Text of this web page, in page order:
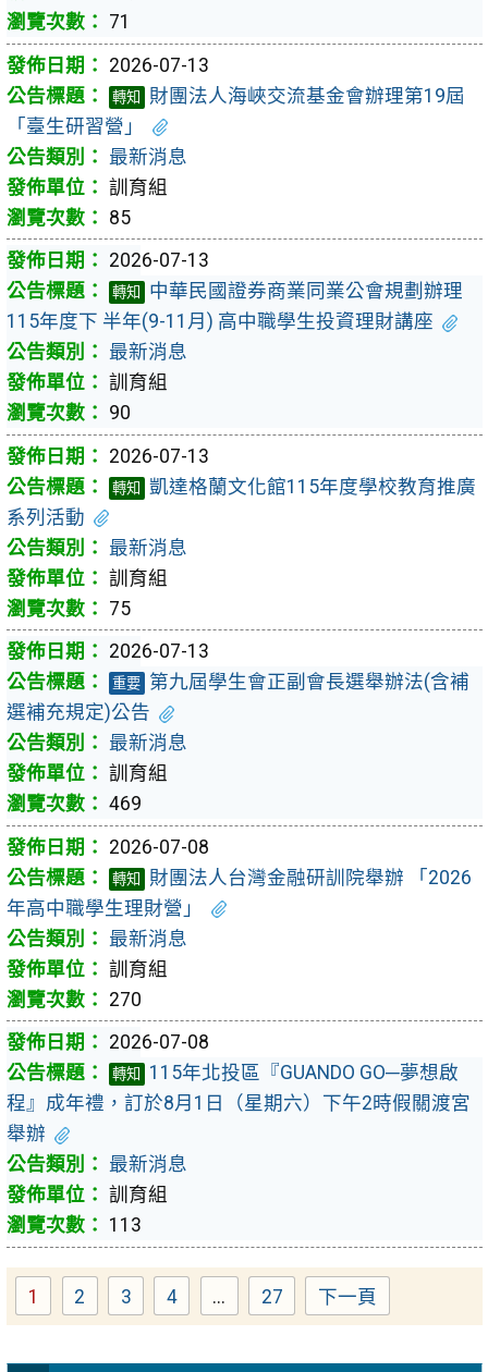
71
2026-07-13
轉知
財團法人海峽交流基金會辦理第19屆
「臺生研習營」
最新消息
訓育組
85
2026-07-13
轉知
中華民國證券商業同業公會規劃辦理
115年度下 半年(9-11月) 高中職學生投資理財講座
最新消息
訓育組
90
2026-07-13
轉知
凱達格蘭文化館115年度學校教育推廣
系列活動
最新消息
訓育組
75
2026-07-13
重要 第九屆學生會正副會長選舉辦法(含補
選補充規定)公告
最新消息
訓育組
469
2026-07-08
轉知
財團法人台灣金融研訓院舉辦 「2026
年高中職學生理財營」
最新消息
訓育組
270
2026-07-08
轉知
115年北投區『GUANDO GO─夢想啟
程』成年禮，訂於8月1日（星期六）下午2時假關渡宮
舉辦
最新消息
訓育組
113
Page
1 Page
2 Page
3 Page
4 ... Page
27 下一頁